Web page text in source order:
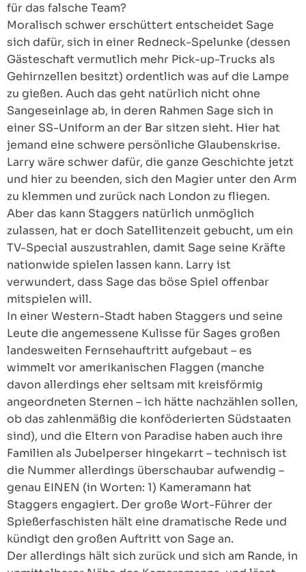
für das falsche Team?
Moralisch schwer erschüttert entscheidet Sage
sich dafür, sich in einer Redneck-Spelunke (dessen
Gästeschaft vermutlich mehr Pick-up-Trucks als
Gehirnzellen besitzt) ordentlich was auf die Lampe
zu gießen. Auch das geht natürlich nicht ohne
Sangeseinlage ab, in deren Rahmen Sage sich in
einer SS-Uniform an der Bar sitzen sieht. Hier hat
jemand eine schwere persönliche Glaubenskrise.
Larry wäre schwer dafür, die ganze Geschichte jetzt
und hier zu beenden, sich den Magier unter den Arm
zu klemmen und zurück nach London zu fliegen.
Aber das kann Staggers natürlich unmöglich
zulassen, hat er doch Satellitenzeit gebucht, um ein
TV-Special auszustrahlen, damit Sage seine Kräfte
nationwide spielen lassen kann. Larry ist
verwundert, dass Sage das böse Spiel offenbar
mitspielen will.
In einer Western-Stadt haben Staggers und seine
Leute die angemessene Kulisse für Sages großen
landesweiten Fernsehauftritt aufgebaut – es
wimmelt vor amerikanischen Flaggen (manche
davon allerdings eher seltsam mit kreisförmig
angeordneten Sternen – ich hätte nachzählen sollen,
ob das zahlenmäßig die konföderierten Südstaaten
sind), und die Eltern von Paradise haben auch ihre
Familien als Jubelperser hingekarrt – technisch ist
die Nummer allerdings überschaubar aufwendig –
genau EINEN (in Worten: 1) Kameramann hat
Staggers engagiert. Der große Wort-Führer der
Spießerfaschisten hält eine dramatische Rede und
kündigt den großen Auftritt von Sage an.
Der allerdings hält sich zurück und sich am Rande, in